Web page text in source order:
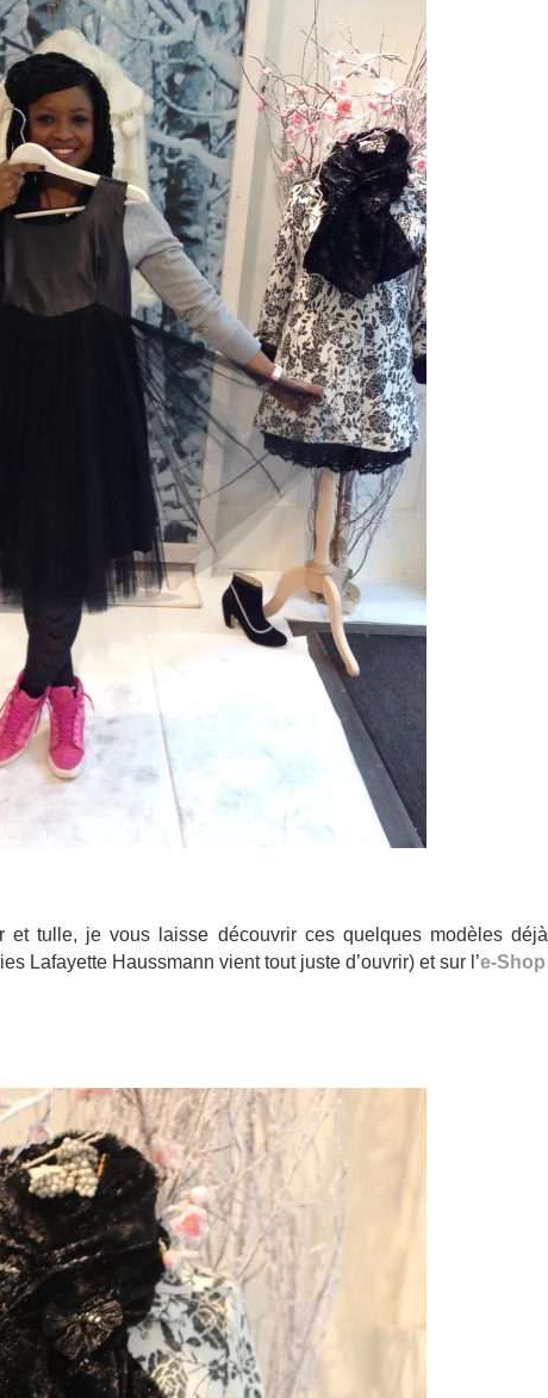
tulle, je vous laisse découvrir ces quelques modèles déjà
Lafayette Haussmann vient tout juste d’ouvrir) et sur l’e-Shop